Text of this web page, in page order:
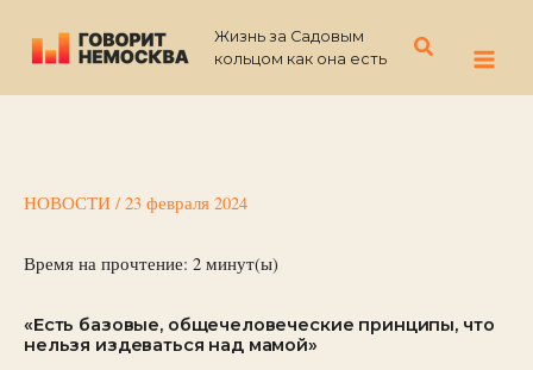
содержимому
Жизнь за Садовым
кольцом как она есть
Поиск
НОВОСТИ / 23 февраля 2024
Время на прочтение: 2 минут(ы)
«Есть базовые, общечеловеческие принципы, что
нельзя издеваться над мамой»